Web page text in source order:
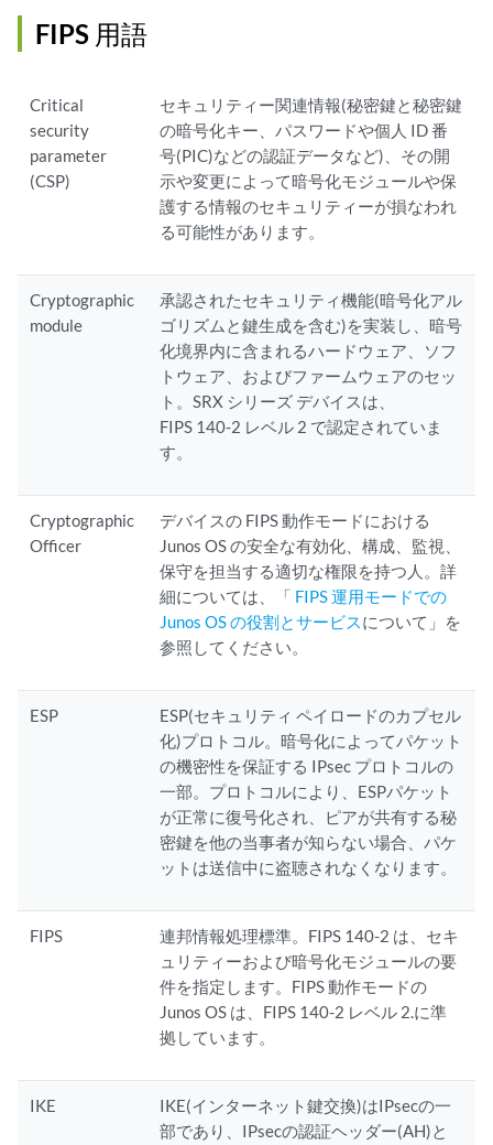
FIPS 用語
Critical
security
parameter
(CSP)
セキュリティー関連情報(秘密鍵と秘密鍵
の暗号化キー、パスワードや個人 ID 番
号(PIC)などの認証データなど)、その開
示や変更によって暗号化モジュールや保
護する情報のセキュリティーが損なわれ
る可能性があります。
Cryptographic
module
承認されたセキュリティ機能(暗号化アル
ゴリズムと鍵生成を含む)を実装し、暗号
化境界内に含まれるハードウェア、ソフ
トウェア、およびファームウェアのセッ
ト。SRX シリーズ デバイスは、
FIPS 140-2 レベル 2 で認定されていま
す。
Cryptographic
Officer
デバイスの FIPS 動作モードにおける
Junos OS の安全な有効化、構成、監視、
保守を担当する適切な権限を持つ人。詳
細については、「 FIPS 運用モードでの
Junos OS の役割とサービスについて」を
参照してください。
ESP
ESP(セキュリティ ペイロードのカプセル
化)プロトコル。暗号化によってパケット
の機密性を保証する IPsec プロトコルの
一部。プロトコルにより、ESPパケット
が正常に復号化され、ピアが共有する秘
密鍵を他の当事者が知らない場合、パケ
ットは送信中に盗聴されなくなります。
FIPS
連邦情報処理標準。FIPS 140-2 は、セキ
ュリティーおよび暗号化モジュールの要
件を指定します。FIPS 動作モードの
Junos OS は、FIPS 140-2 レベル 2.に準
拠しています。
IKE
IKE(インターネット鍵交換)はIPsecの一
部であり、IPsecの認証ヘッダー(AH)と